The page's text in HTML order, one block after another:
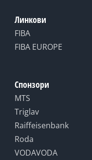
Линкови
FIBA
FIBA EUROPE
Спонзори
MTS
Triglav
Raiffeisenbank
Roda
VODAVODA